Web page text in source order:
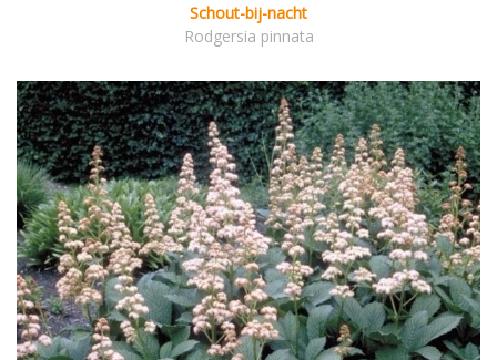
Schout-bij-nacht
Rodgersia pinnata